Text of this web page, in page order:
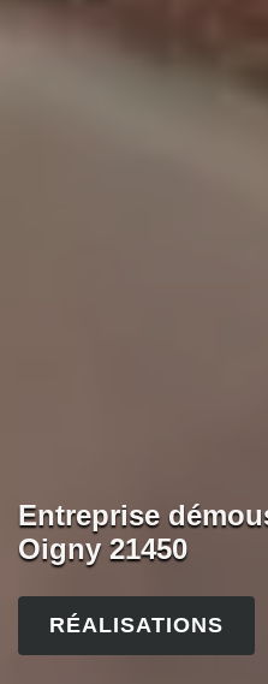
Entreprise
Oigny 21450
RÉALISATIONS